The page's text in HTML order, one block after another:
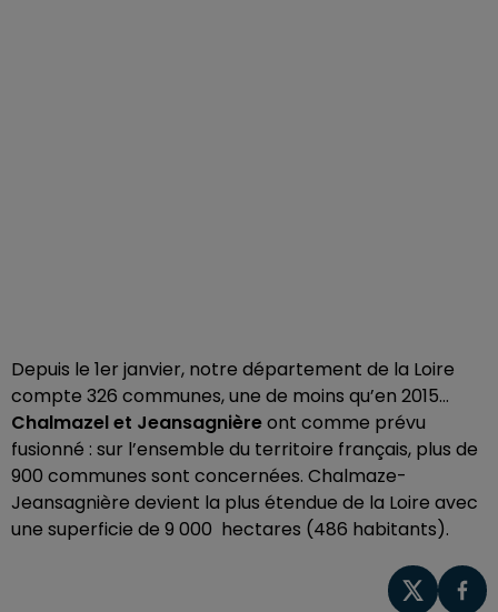
Depuis le 1er janvier, notre département de la Loire
compte 326 communes, une de moins qu’en 2015…
Chalmazel et Jeansagnièreont comme prévu
fusionné : sur l’ensemble du territoire français, plus de
900 communes sont concernées. Chalmaze-
Jeansagnière devient la plus étendue de la Loire avec
une superficie de 9 000 hectares (486 habitants).